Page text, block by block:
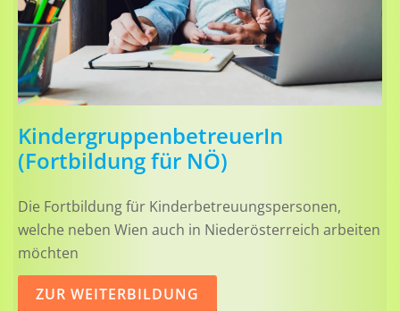
KindergruppenbetreuerIn
(Fortbildung für NÖ)
Die Fortbildung für Kinderbetreuungspersonen,
welche neben Wien auch in Niederösterreich arbeiten
möchten
ZUR WEITERBILDUNG